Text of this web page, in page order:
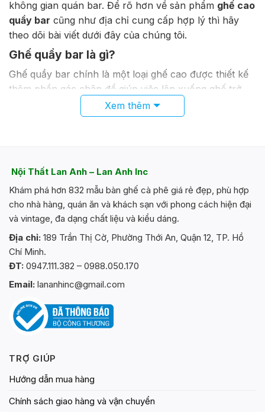
không gian quán bar. Để rõ hơn về sản phẩm ghế cao
quầy bar cũng như địa chỉ cung cấp hợp lý thì hãy
theo dõi bài viết dưới đây của chúng tôi.
Ghế quầy bar là gì?
Ghế quầy bar chính là một loại ghế cao được thiết kế
thêm phần gác chân để giúp việc lên xuống ghế trở
nên thuận lợi, an toàn, dễ dàng hơn. Sản phẩm ghế
quầy bar hiện đại thường được thiết kế với kích thước
Không chỉ có vậy, với sự linh hoạt trong các thiết kế,
sản phẩm ghế quầy bar thấp còn được sử dụng rộng
rãi trong những nhà hàng, quán ăn, khách sạn, công
ty, doanh nghiệp,…Thậm chí ngay cả trong các không
gian bếp, ban công gia đình thì những mẫu ghế quầy
bar đẹp cũng được sử dụng phổ biến.
Xem thêm
Nội Thất Lan Anh – Lan Anh Inc
Khám phá hơn 832 mẫu bàn ghế cà phê giá rẻ đẹp, phù hợp
cho nhà hàng, quán ăn và khách sạn với phong cách hiện đại
và vintage, đa dạng chất liệu và kiểu dáng.
Địa chỉ: 189 Trần Thị Cờ, Phường Thới An, Quận 12, TP. Hồ
Chí Minh.
ĐT: 0947.111.382 – 0988.050.170
Email: lananhinc@gmail.com
TRỢ GIÚP
Hướng dẫn mua hàng
Chính sách giao hàng và vận chuyển